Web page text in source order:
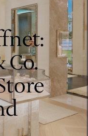
Co.